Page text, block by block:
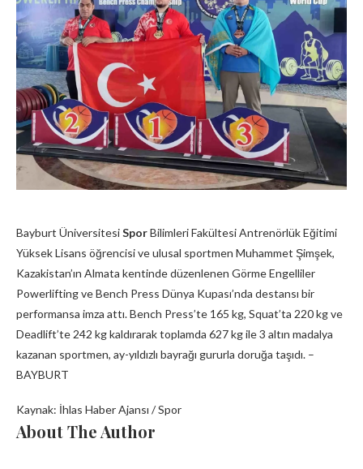
Bayburt ÜniversitesiSporBilimleri Fakültesi Antrenörlük Eğitimi
Yüksek Lisans öğrencisi ve ulusal sportmen Muhammet Şimşek,
Kazakistan’ın Almata kentinde düzenlenen Görme Engelliler
Powerlifting ve Bench Press Dünya Kupası’nda destansı bir
performansa imza attı. Bench Press’te 165 kg, Squat’ta 220 kg ve
Deadlift’te 242 kg kaldırarak toplamda 627 kg ile 3 altın madalya
kazanan sportmen, ay-yıldızlı bayrağı gururla doruğa taşıdı. –
BAYBURT
Kaynak: İhlas Haber Ajansı / Spor
About The Author